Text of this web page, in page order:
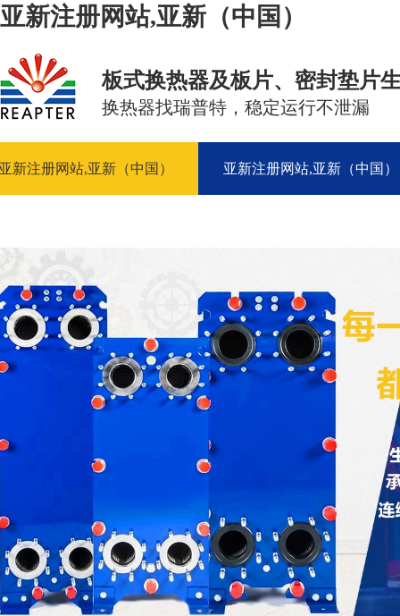
亚新注册网站,亚新（中国）
板式换热器及板片、密封垫片
换热器找瑞普特，稳定运行不泄漏
新注册网站,亚新（中国） 亚新注册网站,亚新（中国）